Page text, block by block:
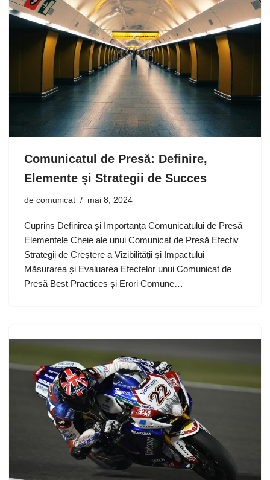
Comunicatul de Presă: Definire,
Elemente și Strategii de Succes
de comunicat mai 8, 2024
Cuprins Definirea și Importanța Comunicatului de Presă
Elementele Cheie ale unui Comunicat de Presă Efectiv
Strategii de Creștere a Vizibilității și Impactului
Măsurarea și Evaluarea Efectelor unui Comunicat de
Presă Best Practices și Erori Comune…